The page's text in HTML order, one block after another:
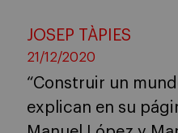
JOSEP TÀPIES
21/12/2020
“Construir un
explican en su